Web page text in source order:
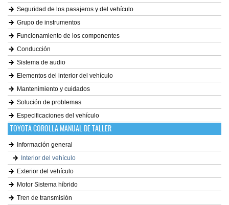
Seguridad de los pasajeros y del vehículo
Grupo de instrumentos
Funcionamiento de los componentes
Conducción
Sistema de audio
Elementos del interior del vehículo
Mantenimiento y cuidados
Solución de problemas
Especificaciones del vehículo
TOYOTA COROLLA MANUAL DE TALLER
Información general
Interior del vehículo
Exterior del vehículo
Motor Sistema híbrido
Tren de transmisión